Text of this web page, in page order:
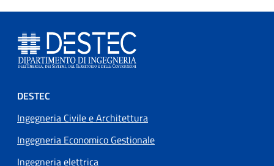
Footer menu
DESTEC
Ingegneria Civile e Architettura
Ingegneria Economico Gestionale
Ingegneria elettrica